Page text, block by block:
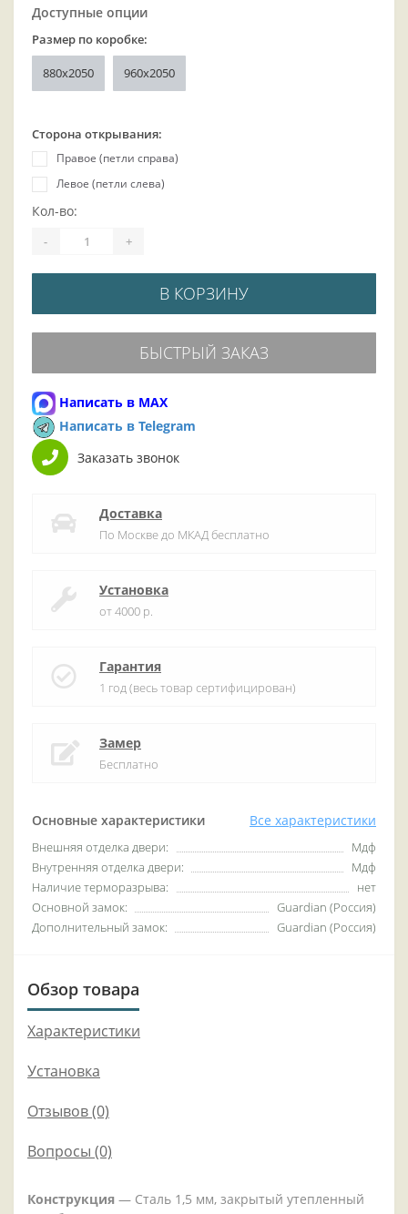
Основные характеристики Все характеристики
Внешняя отделка двери:
Мдф
Внутренняя отделка двери:
Мдф
Наличие терморазрыва:
нет
Основной замок:
Guardian (Россия)
Дополнительный замок:
Guardian (Россия)
Доступные опции
Размер по коробке:
880x2050 960x2050
Сторона открывания:
Правое (петли справа)
Левое (петли слева)
Кол-во:
- +
В КОРЗИНУ
БЫСТРЫЙ ЗАКАЗ
Написать в MAX
Написать в Telegram
Заказать звонок
Доставка
По Москве до МКАД бесплатно
Установка
от 4000 р.
Гарантия
1 год (весь товар сертифицирован)
Замер
Бесплатно
Обзор товара
Характеристики
Установка
Отзывов (0)
Вопросы (0)
Конструкция — Сталь 1,5 мм, закрытый утепленный